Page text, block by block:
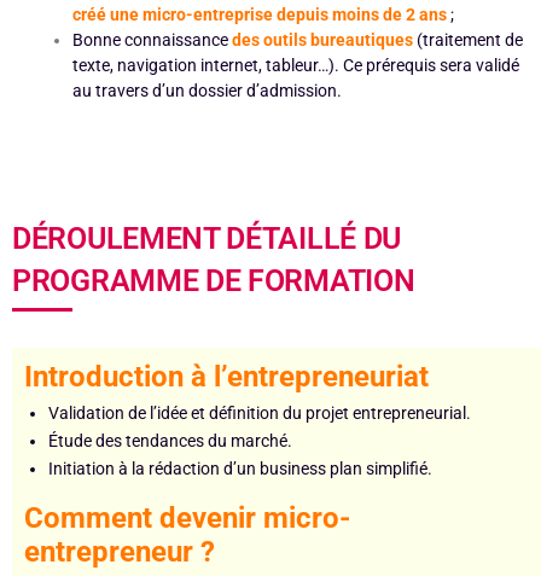
créé une micro-entreprise depuis moins de 2 ans;
Bonne connaissancedes outils bureautiques (traitement de
texte, navigation internet, tableur…). Ce prérequis sera validé
au travers d’un dossier d’admission.
DÉROULEMENT DÉTAILLÉ DU
PROGRAMME DE FORMATION
Introduction à l’entrepreneuriat
Validation de l’idée et définition du projet entrepreneurial.
Étude des tendances du marché.
Initiation à la rédaction d’un business plan simplifié.
Comment devenir micro-
entrepreneur ?